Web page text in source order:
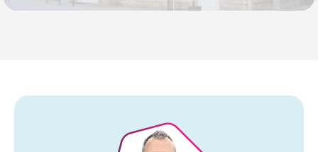
Je découvre